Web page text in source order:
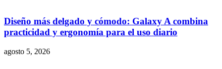
Diseño más delgado y cómodo: Galaxy A combina
practicidad y ergonomía para el uso diario
agosto 5, 2026